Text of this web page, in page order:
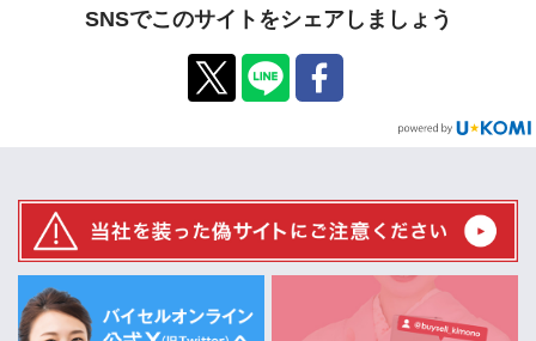
SNSでこのサイトをシェアしましょう